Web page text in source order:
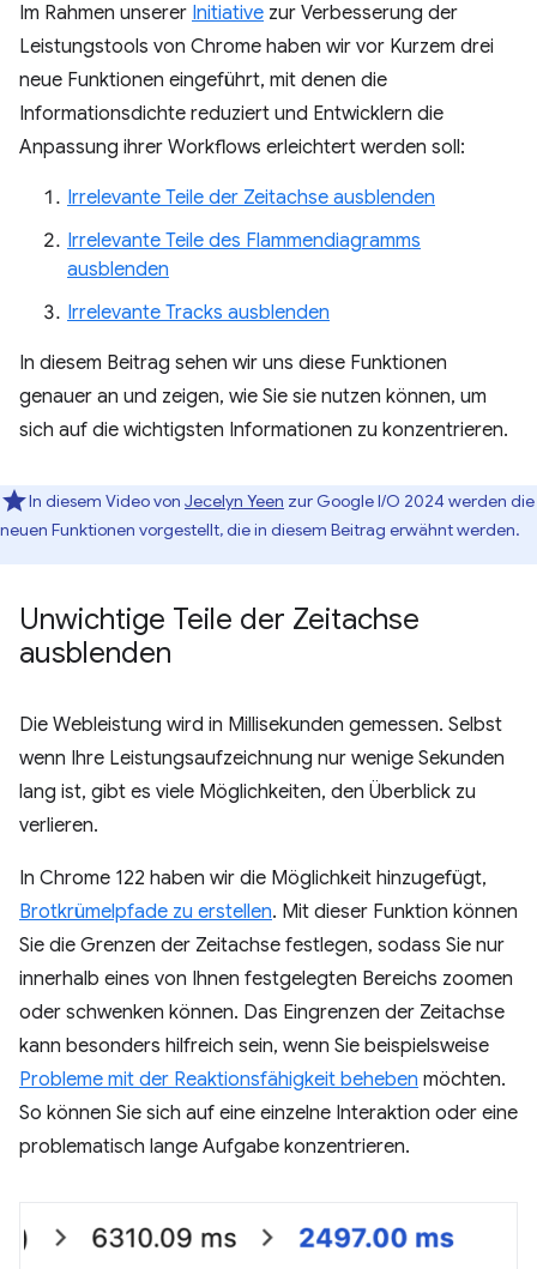
Im Rahmen unserer Initiative zur Verbesserung der
Leistungstools von Chrome haben wir vor Kurzem drei
neue Funktionen eingeführt, mit denen die
Informationsdichte reduziert und Entwicklern die
Anpassung ihrer Workflows erleichtert werden soll:
Irrelevante Teile der Zeitachse ausblenden
Irrelevante Teile des Flammendiagramms
ausblenden
Irrelevante Tracks ausblenden
In diesem Beitrag sehen wir uns diese Funktionen
genauer an und zeigen, wie Sie sie nutzen können, um
sich auf die wichtigsten Informationen zu konzentrieren.
In diesem Video von Jecelyn Yeen zur Google I/O 2024 werden die
neuen Funktionen vorgestellt, die in diesem Beitrag erwähnt werden.
Unwichtige Teile der Zeitachse
ausblenden
Die Webleistung wird in Millisekunden gemessen. Selbst
wenn Ihre Leistungsaufzeichnung nur wenige Sekunden
lang ist, gibt es viele Möglichkeiten, den Überblick zu
verlieren.
In Chrome 122 haben wir die Möglichkeit hinzugefügt,
Brotkrümelpfade zu erstellen. Mit dieser Funktion können
Sie die Grenzen der Zeitachse festlegen, sodass Sie nur
innerhalb eines von Ihnen festgelegten Bereichs zoomen
oder schwenken können. Das Eingrenzen der Zeitachse
kann besonders hilfreich sein, wenn Sie beispielsweise
Probleme mit der Reaktionsfähigkeit beheben möchten.
So können Sie sich auf eine einzelne Interaktion oder eine
problematisch lange Aufgabe konzentrieren.